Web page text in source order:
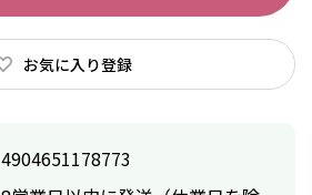
お気に入り登録
4904651178773